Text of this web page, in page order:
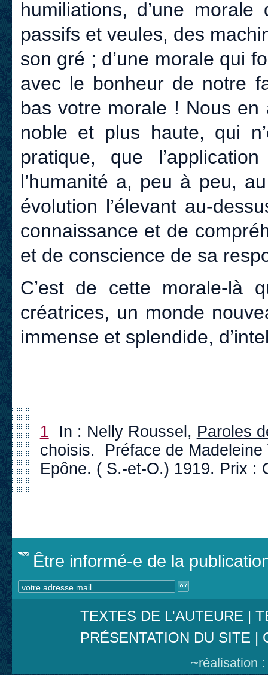
humiliations, d’une
passifs et veules, des
son gré ; d’une morale qui
avec le bonheur de notre
bas votre morale ! Nous
noble et plus haute, qui
pratique, que
l’humanité a, peu à peu,
évolution l’élevant au-
connaissance et de
et de conscience de sa
C’est de cette morale-là
créatrices, un monde
immense et splendide,
1 In : Nelly Roussel, Paroles
choisis. Préface de Madeleine
Epône. ( S.-et-O.) 1919. Prix :
Être informé-e de la
TEXTES DE L'AUTEURE |
PRÉSENTATION DU SITE |
~réalisation